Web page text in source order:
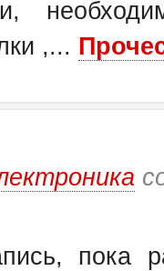
,...
пока